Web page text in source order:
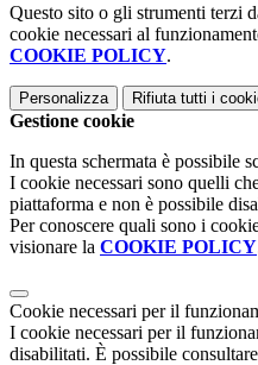
Questo sito o gli strumenti terzi
cookie necessari al
COOKIE POLICY.
Personalizza Rifiuta tutti i
Gestione cookie
In questa schermata è possibile
I cookie necessari sono quelli
piattaforma e non è possibile
Per conoscere quali sono i
visionare la COOKIE POLICY
Cookie necessari per il
I cookie necessari per il
disabilitati. È possibile